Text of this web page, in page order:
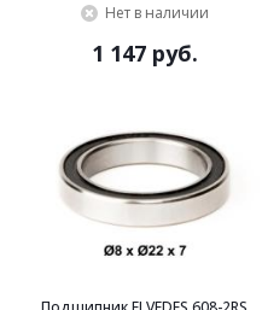
Нет в наличии
1 147 руб.